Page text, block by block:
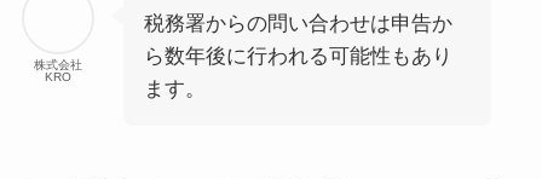
株式会社
KRO
税務署からの問い合わせは申告か
ら数年後に行われる可能性もあり
ます。